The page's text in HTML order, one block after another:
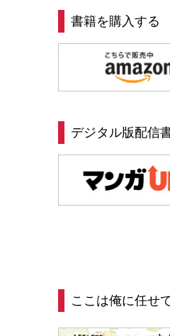
書籍を購入する
デジタル版配信
ここは俺に任せ